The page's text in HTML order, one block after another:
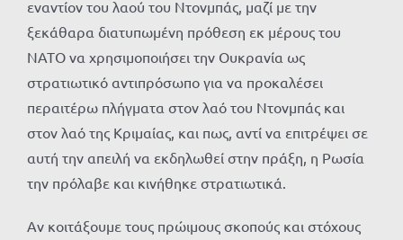
εναντίον του λαού του Ντονμπάς, μαζί με την
ξεκάθαρα διατυπωμένη πρόθεση εκ μέρους του
ΝΑΤΟ να χρησιμοποιήσει την Ουκρανία ως
στρατιωτικό αντιπρόσωπο για να προκαλέσει
περαιτέρω πλήγματα στον λαό του Ντονμπάς και
στον λαό της Κριμαίας, και πως, αντί να επιτρέψει σε
αυτή την απειλή να εκδηλωθεί στην πράξη, η Ρωσία
την πρόλαβε και κινήθηκε στρατιωτικά.
Αν κοιτάξουμε τους πρώιμους σκοπούς και στόχους